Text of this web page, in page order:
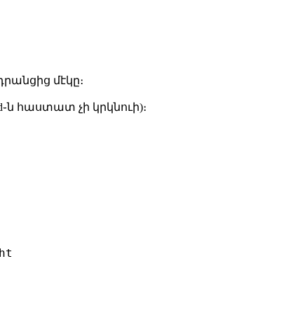
մէկը։
հաստատ չի կրկնուի)։